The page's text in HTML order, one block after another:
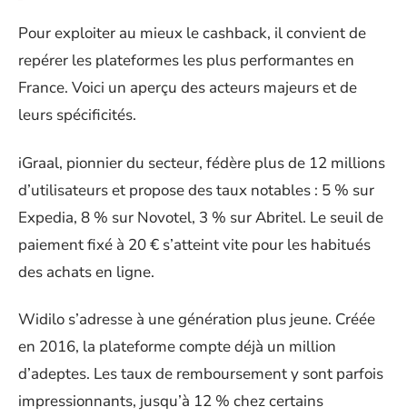
Pour exploiter au mieux le cashback, il convient de
repérer les plateformes les plus performantes en
France. Voici un aperçu des acteurs majeurs et de
leurs spécificités.
iGraal, pionnier du secteur, fédère plus de 12 millions
d’utilisateurs et propose des taux notables : 5 % sur
Expedia, 8 % sur Novotel, 3 % sur Abritel. Le seuil de
paiement fixé à 20 € s’atteint vite pour les habitués
des achats en ligne.
Widilo s’adresse à une génération plus jeune. Créée
en 2016, la plateforme compte déjà un million
d’adeptes. Les taux de remboursement y sont parfois
impressionnants, jusqu’à 12 % chez certains